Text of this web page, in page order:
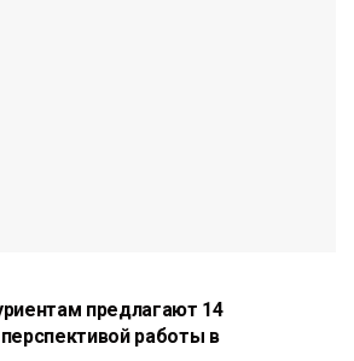
предлагают 14
работы в